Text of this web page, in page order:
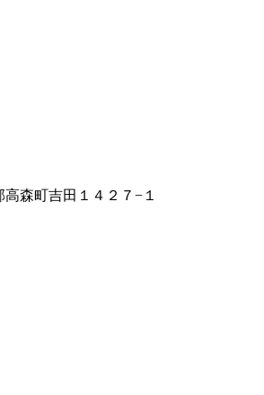
森町吉田１４２７−１